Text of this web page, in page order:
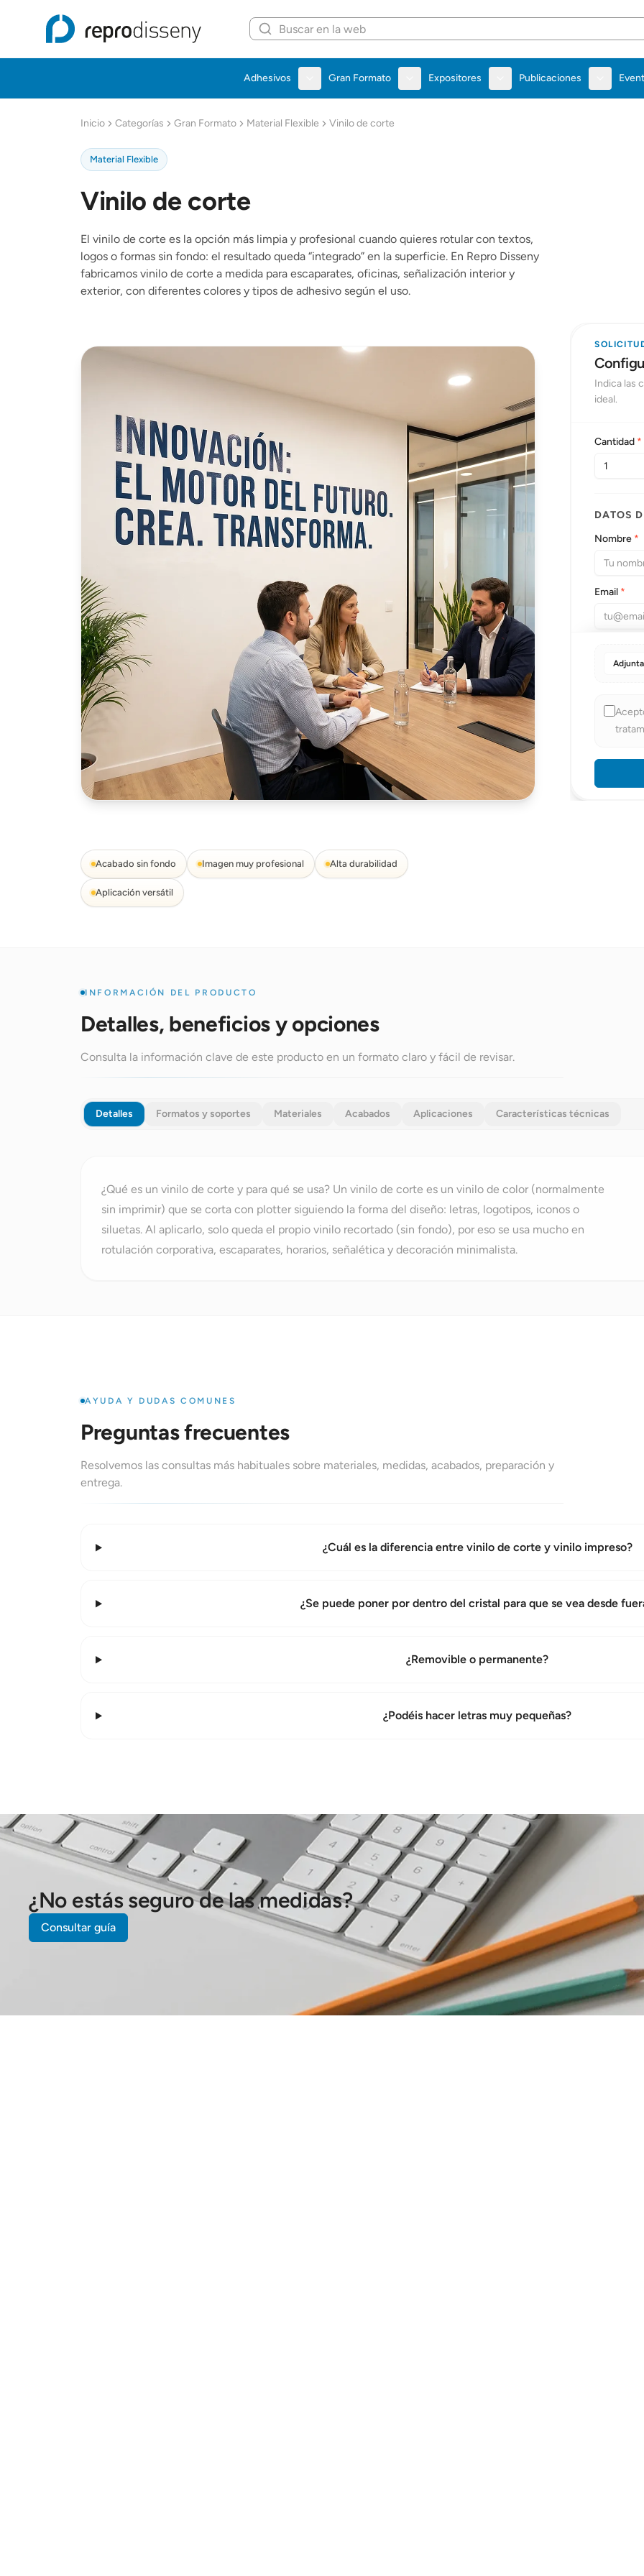
Repro Disseny Inicio
Adhesivos Gran Formato Expositores Publicaciones
Inicio Categorías Gran Formato Material Flexible Vinilo de corte
Material Flexible
Vinilo de corte
El vinilo de corte es la opción más limpia y profesional cuando quieres rotular con textos,
logos o formas sin fondo: el resultado queda “integrado” en la superficie. En Repro Disseny
fabricamos vinilo de corte a medida para escaparates, oficinas, señalización interior y
exterior, con diferentes colores y tipos de adhesivo según el uso.
Acabado sin fondo Imagen muy profesional Alta durabilidad
Aplicación versátil
Indica las
ideal.
Cantidad *
DATOS
Nombre *
Email *
INFORMACIÓN DEL PRODUCTO
Detalles, beneficios y opciones
Consulta la información clave de este producto en un formato claro y fácil de revisar.
Detalles Formatos y soportes Materiales Acabados Aplicaciones Características técnicas
¿Qué es un vinilo de corte y para qué se usa? Un vinilo de corte es un vinilo de color (normalmente
sin imprimir) que se corta con plotter siguiendo la forma del diseño: letras, logotipos, iconos o
siluetas. Al aplicarlo, solo queda el propio vinilo recortado (sin fondo), por eso se usa mucho en
rotulación corporativa, escaparates, horarios, señalética y decoración minimalista.
AYUDA Y DUDAS COMUNES
Preguntas frecuentes
Resolvemos las consultas más habituales sobre materiales, medidas, acabados, preparación y
entrega.
¿Cuál es la diferencia entre vinilo de corte y vinilo impreso?
¿Se puede poner por dentro del cristal para que se vea desde
¿Removible o permanente?
¿Podéis hacer letras muy pequeñas?
¿No estás seguro de las medidas?
Consultar guía